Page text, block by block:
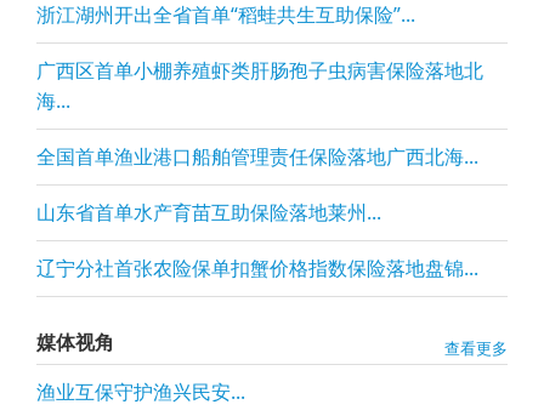
浙江湖州开出全省首单“稻蛙共生互助保险”...
广西区首单小棚养殖虾类肝肠孢子虫病害保险落地北
海...
全国首单渔业港口船舶管理责任保险落地广西北海...
山东省首单水产育苗互助保险落地莱州...
辽宁分社首张农险保单扣蟹价格指数保险落地盘锦...
媒体视角 查看更多
渔业互保守护渔兴民安...